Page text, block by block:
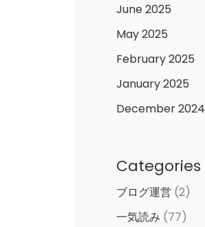
June 2025
May 2025
February 2025
January 2025
December 2024
Categories
ブログ運営 (2)
一気読み (77)